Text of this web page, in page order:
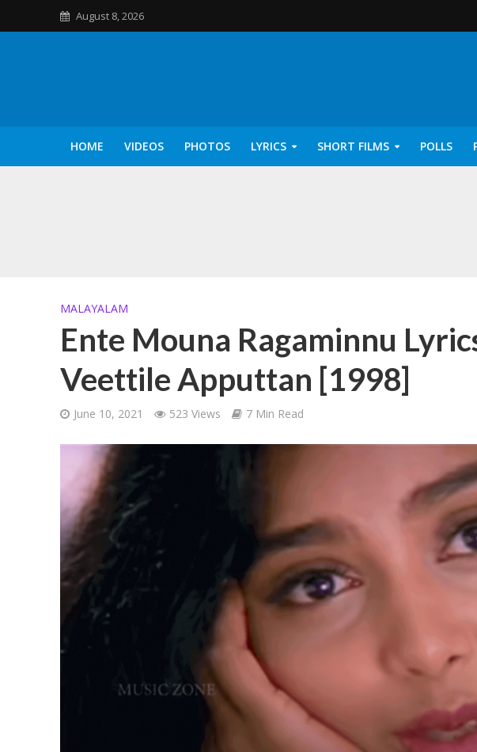
August 8, 2026
HOME VIDEOS PHOTOS LYRICS SHORT FILMS POLLS
Ponni Nadhi Lyrics – Ponniyin Selvan: I
Alakadal Lyrics – Ponniyin Selvan: I [2022]
MALAYALAM
Ente Mouna Ragaminnu
Veettile Apputtan [1998]
June 10, 2021 523 Views 7 Min Read